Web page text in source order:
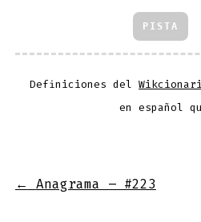
PISTA
Definiciones del
en español
← Anagrama – #223